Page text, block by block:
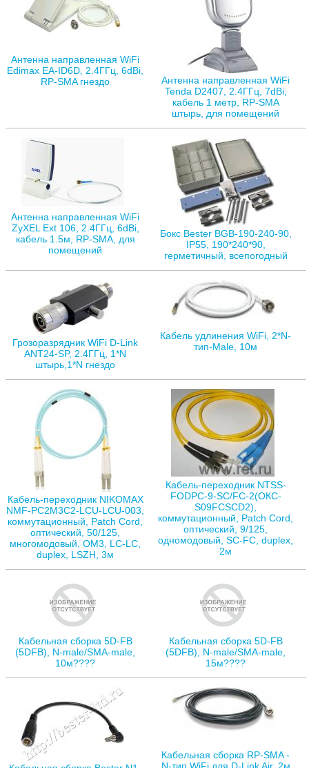
Антенна направленная WiFi
Edimax EA-ID6D, 2.4ГГц, 6dBi,
RP-SMA гнездо
Антенна направленная WiFi
Tenda D2407, 2.4ГГц, 7dBi,
кабель 1 метр, RP-SMA
штырь, для помещений
Антенна направленная WiFi
ZyXEL Ext 106, 2.4ГГц, 6dBi,
кабель 1.5м, RP-SMA, для
помещений
Бокс Bester BGB-190-240-90,
IP55, 190*240*90,
герметичный, всепогодный
Грозоразрядник WiFi D-Link
ANT24-SP, 2.4ГГц, 1*N
штырь,1*N гнездо
Кабель удлинения WiFi, 2*N-
тип-Male, 10м
Кабель-переходник NIKOMAX
NMF-PC2M3C2-LCU-LCU-003,
коммутационный, Patch Cord,
оптический, 50/125,
многомодовый, ОМ3, LC-LC,
duplex, LSZH, 3м
Кабель-переходник NTSS-
FODPC-9-SC/FC-2(ОКС-
S09FCSCD2),
коммутационный, Patch Cord,
оптический, 9/125,
одномодовый, SC-FC, duplex,
2м
Кабельная сборка 5D-FB
(5DFB), N-male/SMA-male,
10м????
Кабельная сборка 5D-FB
(5DFB), N-male/SMA-male,
15м????
Кабельная сборка RP-SMA -